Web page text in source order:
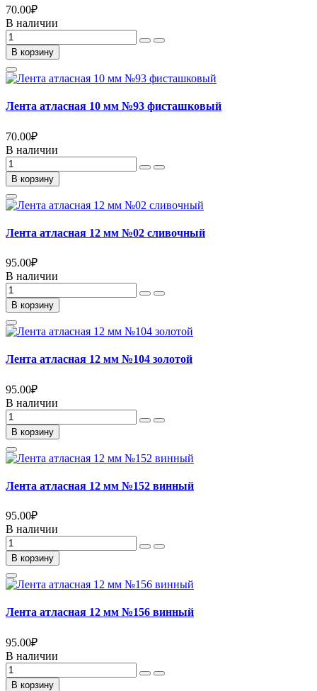
70.00₽
В наличии
В корзину
Лента атласная 10 мм №93 фисташковый
70.00₽
В наличии
В корзину
Лента атласная 12 мм №02 сливочный
95.00₽
В наличии
В корзину
Лента атласная 12 мм №104 золотой
95.00₽
В наличии
В корзину
Лента атласная 12 мм №152 винный
95.00₽
В наличии
В корзину
Лента атласная 12 мм №156 винный
95.00₽
В наличии
В корзину